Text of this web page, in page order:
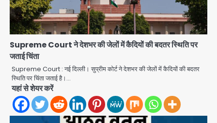
Supreme Court ने देशभर की जेलों में कैदियों की बदतर स्थिति पर
जताई चिंता
Supreme Court : नई दिल्ली। सुप्रीम कोर्ट ने देशभर की जेलों में कैदियों की बदतर
स्थिति पर चिंता जताई है।…
यहां से शेयर करें
2
Student protest in Ranchi: छात्र
Avinash Kumar
JP Greens Cosmos Society:
सुविधाओं के लिए संघर्ष कर रहे निवासी, गिरता
प्लास्टर और कमजोर सुरक्षा बनी बड़ी चुनौती
Avinash Kumar